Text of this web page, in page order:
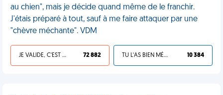
au chien", mais je décide quand même de le franchir.
J'étais préparé à tout, sauf à me faire attaquer par une
"chèvre méchante". VDM
JE VALIDE, C'EST UNE VDM 72 882 TU L'AS BIEN MÉRITÉ 10 384